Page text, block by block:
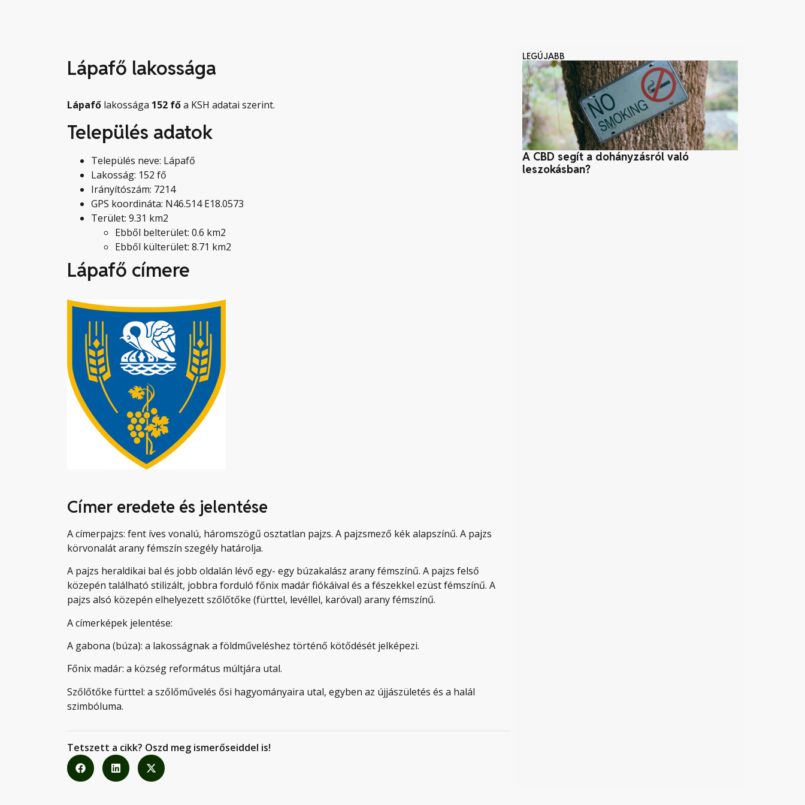
Lápafő lakossága
Lápafő lakossága 152 főa KSH adatai szerint.
Település adatok
Település neve: Lápafő
Lakosság: 152 fő
Irányítószám: 7214
GPS koordináta: N46.514 E18.0573
Terület: 9.31 km2
Ebből belterület: 0.6 km2
Ebből külterület: 8.71 km2
Lápafő címere
Címer eredete és jelentése
A címerpajzs: fent íves vonalú, háromszögű osztatlan pajzs. A pajzsmező kék alapszínű. A pajzs
körvonalát arany fémszín szegély határolja.
A pajzs heraldikai bal és jobb oldalán lévő egy- egy búzakalász arany fémszínű. A pajzs felső
közepén található stilizált, jobbra forduló főnix madár fiókáival és a fészekkel ezüst fémszínű. A
pajzs alsó közepén elhelyezett szőlőtőke (fürttel, levéllel, karóval) arany fémszínű.
A címerképek jelentése:
A gabona (búza): a lakosságnak a földműveléshez történő kötődését jelképezi.
Főnix madár: a község református múltjára utal.
Szőlőtőke fürttel: a szőlőművelés ősi hagyományaira utal, egyben az újjászületés és a halál
szimbóluma.
Tetszett a cikk? Oszd meg ismerőseiddel is!
LEGÚJABB
A CBD segít a dohányzásról való
leszokásban?